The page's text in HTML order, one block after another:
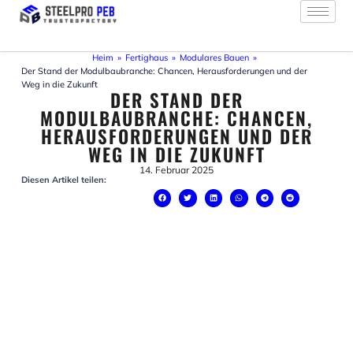
Zum
springen
Heim » Fertighaus » Modulares Bauen »
Der Stand der Modulbaubranche: Chancen, Herausforderungen und der
Weg in die Zukunft
DER STAND DER
MODULBAUBRANCHE: CHANCEN,
HERAUSFORDERUNGEN UND DER
WEG IN DIE ZUKUNFT
14. Februar 2025
Diesen Artikel teilen: